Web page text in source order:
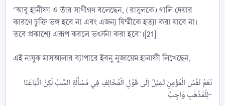
‘আবূ হানীফা ও তাঁর সাথীগণ বলেছেন, (রাসূলকে) গালি দেয়ার
কারণে চুক্তি ভঙ্গ হবে না এবং এজন্য যিম্মীকে হত্যা করা যাবে না।
তবে প্রকাশ্যে এরূপ করলে ভৎর্সনা করা হবে’।[21]
এই নাযুক মাসআলার ব্যাপারে ইবনু নুজায়েম হানাফী লিখেছেন,
نَعَمْ نَفْسُ الْمُؤْمِنِ تَمِيْلُ إلَى قَوْلِ الْمُخَالِفِ فِي مَسْأَلَةِ السَّبِّ لَكِنَّ اتِّبَاعَنَا
لِلْمَذْهَبِ وَاجِبٌ-​